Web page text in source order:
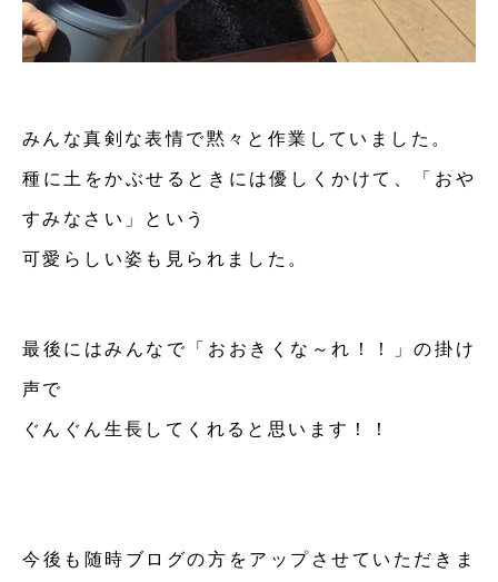
みんな真剣な表情で黙々と作業していました。
種に土をかぶせるときには優しくかけて、「おや
すみなさい」という
可愛らしい姿も見られました。
最後にはみんなで「おおきくな～れ！！」の掛け
声で
ぐんぐん生長してくれると思います！！
今後も随時ブログの方をアップさせていただきま